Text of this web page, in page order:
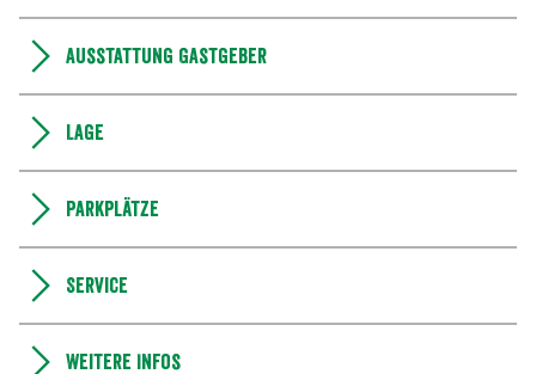
Ausstattung Gastgeber
Lage
Parkplätze
Service
Weitere Infos